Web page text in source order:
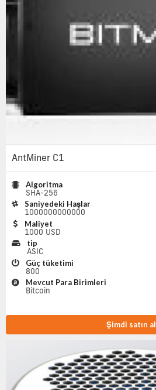
AntMiner C1
Algoritma
SHA-256
Saniyedeki Haşlar
1000000000000
Maliyet
1000 USD
tip
ASIC
Güç tüketimi
800
Mevcut Para Birimleri
Bitcoin
Şimdi satın al